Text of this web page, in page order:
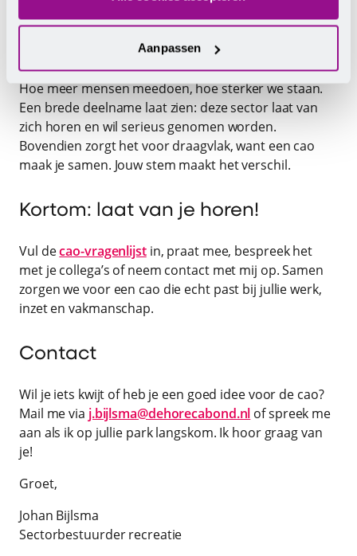
Aanpassen
Waarom is meedoen zo
Hoe meer mensen meedoen, hoe sterker we staan.
Een brede deelname laat zien: deze sector laat van
zich horen en wil serieus genomen worden.
Bovendien zorgt het voor draagvlak, want een cao
maak je samen. Jouw stem maakt het verschil.
Kortom: laat van je horen!
Vul decao-vragenlijstin, praat mee, bespreek het
met je collega’s of neem contact met mij op. Samen
zorgen we voor een cao die echt past bij jullie werk,
inzet en vakmanschap.
Contact
Wil je iets kwijt of heb je een goed idee voor de cao?
Mail me via j.bijlsma@dehorecabond.nl of spreek me
aan als ik op jullie park langskom. Ik hoor graag van
je!
Groet,
Johan Bijlsma
Sectorbestuurder recreatie